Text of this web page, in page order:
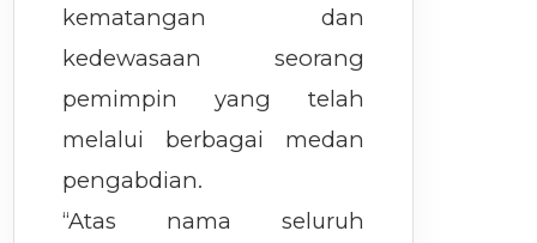
kematangan dan
kedewasaan seorang
pemimpin yang telah
melalui berbagai medan
pengabdian.
“Atas nama seluruh